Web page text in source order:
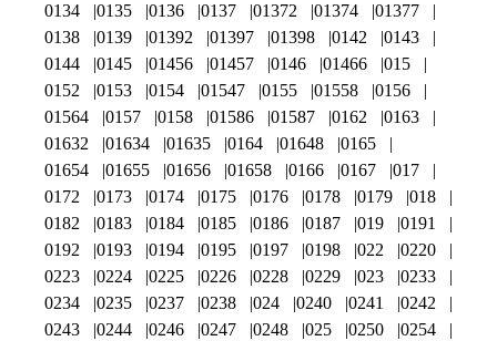
0134
0135 0136 0137 01372 01374
01377
0138
0139 01392 01397 01398 0142
0143
0144
0145 01456 01457 0146 01466
015
0152
0153 0154 01547 0155 01558
0156
01564
0157 0158 01586 01587 0162
0163
01632
01634 01635 0164 01648
0165
01654
01655 01656 01658 0166 0167
017
0172
0173 0174 0175 0176 0178 0179
018
0182
0183 0184 0185 0186 0187 019
0191
0192
0193 0194 0195 0197 0198 022
0220
0223
0224 0225 0226 0228 0229 023
0233
0234
0235 0237 0238 024 0240 0241
0242
0243
0244 0246 0247 0248 025 0250 0254